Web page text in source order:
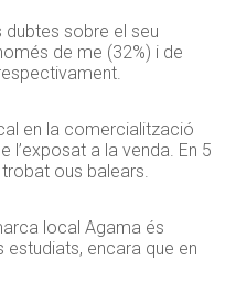
dubtes sobre el seu
de me (32%) i de
en la comercialització
l’exposat a la venda. En 5
ous balears.
local Agama és
encara que en